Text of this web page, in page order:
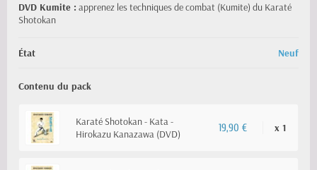
DVD Kumite : apprenez les techniques de combat (Kumite) du Karaté
Shotokan
État Neuf
Contenu du pack
Karaté Shotokan - Kata -
Hirokazu Kanazawa (DVD)
19,90 € x 1